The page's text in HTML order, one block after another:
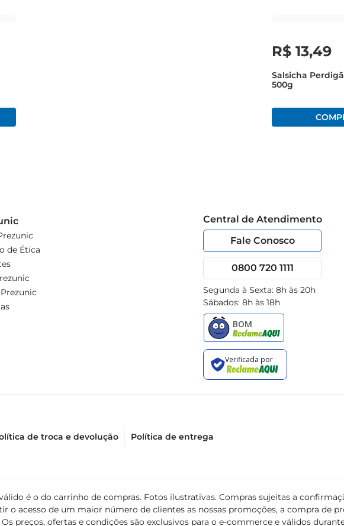
R$ 13,49
Salsicha
500g
de Ética
Central de Atendimento
Fale Conosco
0800 720 1111
Segunda à Sexta: 8h às 20h
Sábados: 8h às 18h
de troca e devolução Política de entrega
é o do carrinho de compras. Fotos ilustrativas. Compras sujeitas a
o acesso de um maior número de clientes as nossas promoções, a compra de
preços, ofertas e condições são exclusivos para o e-commerce e válidos